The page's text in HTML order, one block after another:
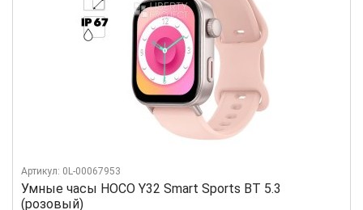
Умные часы HOCO Y32 Smart Sports BT 5.3
(розовый)
Артикул: 0L-00067953